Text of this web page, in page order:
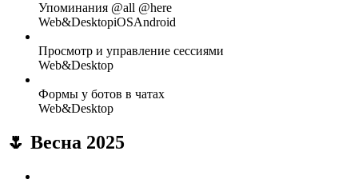
Упоминания @all @here
Web&DesktopiOSAndroid
Просмотр и управление сессиями
Web&Desktop
Формы у ботов в чатах
Web&Desktop
🌷 Весна 2025